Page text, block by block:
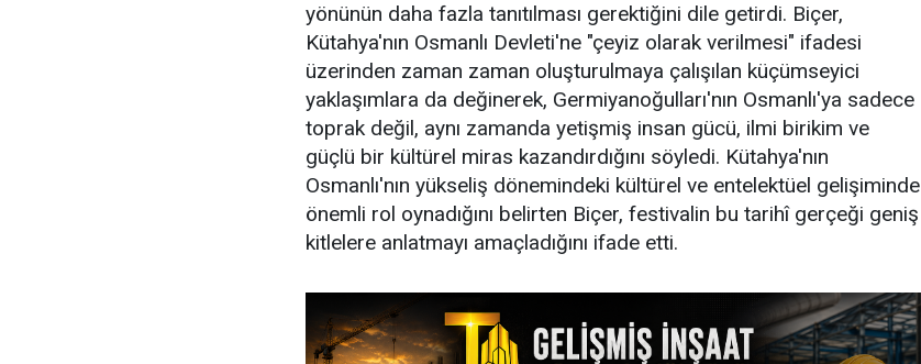
yönünün daha fazla tanıtılması gerektiğini dile getirdi. Biçer,
Kütahya'nın Osmanlı Devleti'ne "çeyiz olarak verilmesi" ifadesi
üzerinden zaman zaman oluşturulmaya çalışılan küçümseyici
yaklaşımlara da değinerek, Germiyanoğulları'nın Osmanlı'ya sadece
toprak değil, aynı zamanda yetişmiş insan gücü, ilmi birikim ve
güçlü bir kültürel miras kazandırdığını söyledi. Kütahya'nın
Osmanlı'nın yükseliş dönemindeki kültürel ve entelektüel gelişiminde
önemli rol oynadığını belirten Biçer, festivalin bu tarihî gerçeği geniş
kitlelere anlatmayı amaçladığını ifade etti.